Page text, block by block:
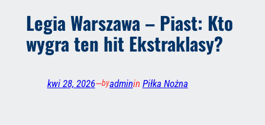
Legia Warszawa – Piast: Kto
wygra ten hit Ekstraklasy?
kwi 28, 2026—byadminin Piłka Nożna